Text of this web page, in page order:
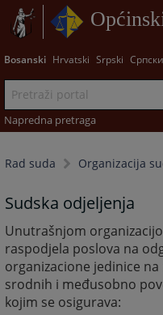
Bosanski Hrvatski Srpski Српски
Napredna pretraga
Rad suda Organizacija
Sudska odjeljenja
Unutrašnjom
raspodjela poslova na
organizacione jedinice
srodnih i međusobno
kojim se osigurava: